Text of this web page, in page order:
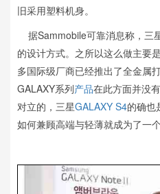
旧采用塑料机身。
据Sammobile可靠消息称，三
的设计方式。之所以这么做主要
多国际级厂商已经推出了全金属
GALAXY系列产品在此方面并没
对立的，三星GALAXY S4的确也
如何兼顾高端与轻薄就成为了一